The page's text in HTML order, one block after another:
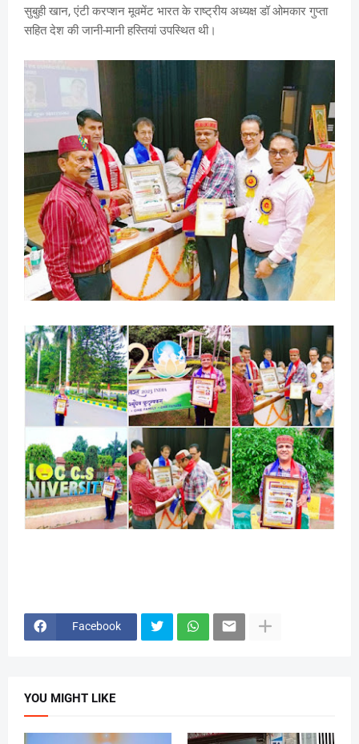
सुबुही खान, एंटी करप्शन मूवमेंट भारत के राष्ट्रीय अध्यक्ष डॉ ओमकार गुप्ता
सहित देश की जानी-मानी हस्तियां उपस्थित थी।
Facebook
YOU MIGHT LIKE